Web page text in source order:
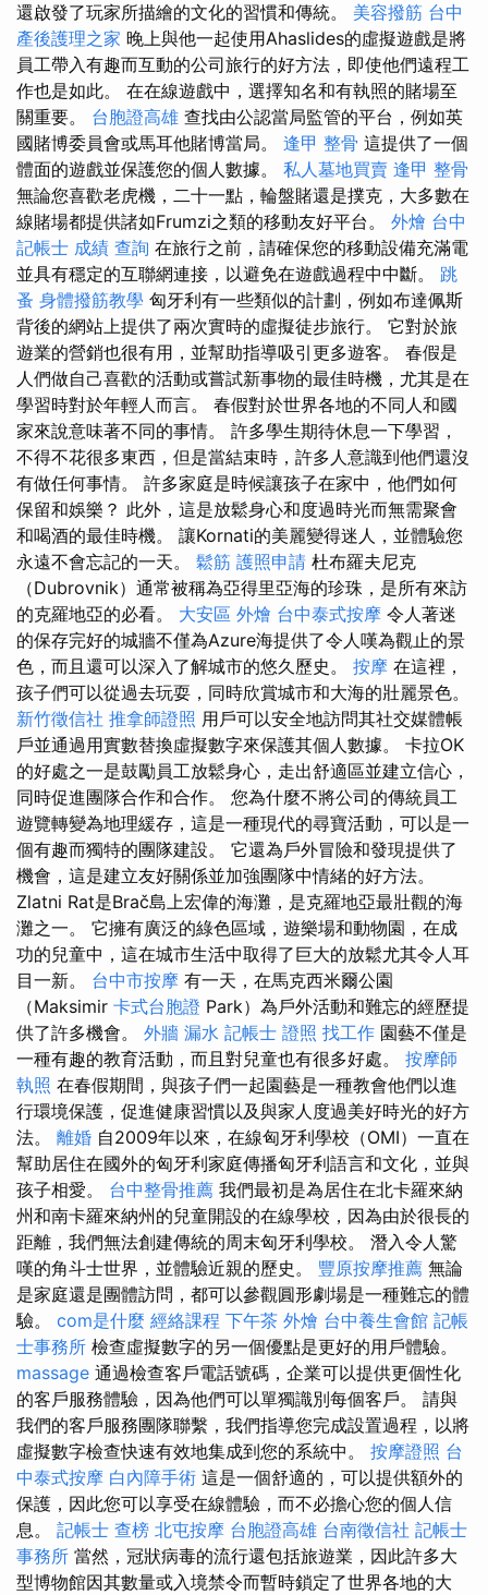
還啟發了玩家所描繪的文化的習慣和傳統。 美容撥筋 台中
產後護理之家 晚上與他一起使用Ahaslides的虛擬遊戲是將
員工帶入有趣而互動的公司旅行的好方法，即使他們遠程工
作也是如此。 在在線遊戲中，選擇知名和有執照的賭場至
關重要。 台胞證高雄 查找由公認當局監管的平台，例如英
國賭博委員會或馬耳他賭博當局。 逢甲 整骨 這提供了一個
體面的遊戲並保護您的個人數據。 私人墓地買賣 逢甲 整骨
無論您喜歡老虎機，二十一點，輪盤賭還是撲克，大多數在
線賭場都提供諸如Frumzi之類的移動友好平台。 外燴 台中
記帳士 成績 查詢 在旅行之前，請確保您的移動設備充滿電
並具有穩定的互聯網連接，以避免在遊戲過程中中斷。 跳
蚤 身體撥筋教學 匈牙利有一些類似的計劃，例如布達佩斯
背後的網站上提供了兩次實時的虛擬徒步旅行。 它對於旅
遊業的營銷也很有用，並幫助指導吸引更多遊客。 春假是
人們做自己喜歡的活動或嘗試新事物的最佳時機，尤其是在
學習時對於年輕人而言。 春假對於世界各地的不同人和國
家來說意味著不同的事情。 許多學生期待休息一下學習，
不得不花很多東西，但是當結束時，許多人意識到他們還沒
有做任何事情。 許多家庭是時候讓孩子在家中，他們如何
保留和娛樂？ 此外，這是放鬆身心和度過時光而無需聚會
和喝酒的最佳時機。 讓Kornati的美麗變得迷人，並體驗您
永遠不會忘記的一天。 鬆筋 護照申請 杜布羅夫尼克
（Dubrovnik）通常被稱為亞得里亞海的珍珠，是所有來訪
的克羅地亞的必看。 大安區 外燴 台中泰式按摩 令人著迷
的保存完好的城牆不僅為Azure海提供了令人嘆為觀止的景
色，而且還可以深入了解城市的悠久歷史。 按摩 在這裡，
孩子們可以從過去玩耍，同時欣賞城市和大海的壯麗景色。
新竹徵信社 推拿師證照 用戶可以安全地訪問其社交媒體帳
戶並通過用實數替換虛擬數字來保護其個人數據。 卡拉OK
的好處之一是鼓勵員工放鬆身心，走出舒適區並建立信心，
同時促進團隊合作和合作。 您為什麼不將公司的傳統員工
遊覽轉變為地理緩存，這是一種現代的尋寶活動，可以是一
個有趣而獨特的團隊建設。 它還為戶外冒險和發現提供了
機會，這是建立友好關係並加強團隊中情緒的好方法。
Zlatni Rat是Brač島上宏偉的海灘，是克羅地亞最壯觀的海
灘之一。 它擁有廣泛的綠色區域，遊樂場和動物園，在成
功的兒童中，這在城市生活中取得了巨大的放鬆尤其令人耳
目一新。 台中市按摩 有一天，在馬克西米爾公園
（Maksimir 卡式台胞證 Park）為戶外活動和難忘的經歷提
供了許多機會。 外牆 漏水 記帳士 證照 找工作 園藝不僅是
一種有趣的教育活動，而且對兒童也有很多好處。 按摩師
執照 在春假期間，與孩子們一起園藝是一種教會他們以進
行環境保護，促進健康習慣以及與家人度過美好時光的好方
法。 離婚 自2009年以來，在線匈牙利學校（OMI）一直在
幫助居住在國外的匈牙利家庭傳播匈牙利語言和文化，並與
孩子相愛。 台中整骨推薦 我們最初是為居住在北卡羅來納
州和南卡羅來納州的兒童開設的在線學校，因為由於很長的
距離，我們無法創建傳統的周末匈牙利學校。 潛入令人驚
嘆的角斗士世界，並體驗近親的歷史。 豐原按摩推薦 無論
是家庭還是團體訪問，都可以參觀圓形劇場是一種難忘的體
驗。 com是什麼 經絡課程 下午茶 外燴 台中養生會館 記帳
士事務所 檢查虛擬數字的另一個優點是更好的用戶體驗。
massage 通過檢查客戶電話號碼，企業可以提供更個性化
的客戶服務體驗，因為他們可以單獨識別每個客戶。 請與
我們的客戶服務團隊聯繫，我們指導您完成設置過程，以將
虛擬數字檢查快速有效地集成到您的系統中。 按摩證照 台
中泰式按摩 白內障手術 這是一個舒適的，可以提供額外的
保護，因此您可以享受在線體驗，而不必擔心您的個人信
息。 記帳士 查榜 北屯按摩 台胞證高雄 台南徵信社 記帳士
事務所 當然，冠狀病毒的流行還包括旅遊業，因此許多大
型博物館因其數量或入境禁令而暫時鎖定了世界各地的大